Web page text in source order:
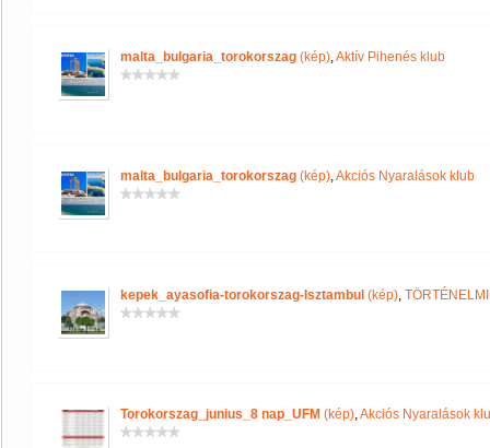
malta_bulgaria_torokorszag (kép),Aktív Pihenés klub
malta_bulgaria_torokorszag (kép),Akciós Nyaralások klub
kepek_ayasofia-torokorszag-Isztambul (kép),
Torokorszag_junius_8 nap_UFM (kép),Akciós Nyaralások